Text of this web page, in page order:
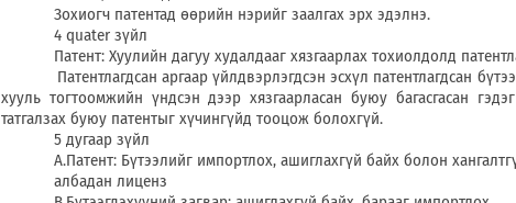
Зохиогч патентад өөрийн нэрийг заалгах эрх эдэлнэ.
4 quater зүйл
Патент: Хуулийн дагуу худалдааг хязгаарлах тохиолдолд
Патентлагдсан аргаар үйлдвэрлэгдсэн эсхүл патентлагдсан
хууль тогтоомжийн үндсэн дээр хязгаарласан буюу багасгасан
татгалзах буюу патентыг хүчингүйд тооцож болохгүй.
5 дугаар зүйл
А.Патент: Бүтээлийг импортлох, ашиглахгүй байх болон
албадан лиценз